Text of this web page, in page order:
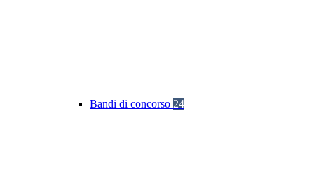
Bandi di concorso 24